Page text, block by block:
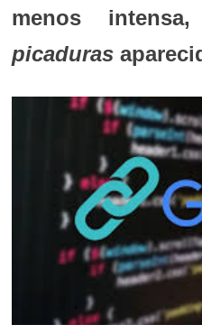
menos
picaduras